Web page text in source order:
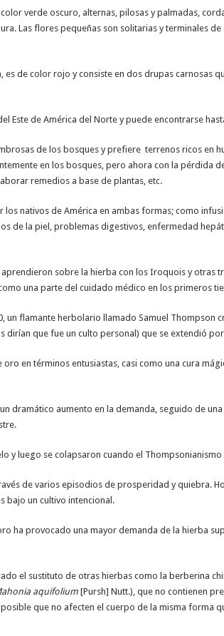
verde oscuro, alternas, pilosas y palmadas,
Las flores pequeñas son solitarias y terminales
es de color rojo y consiste en dos drupas carnosas
Este de América del Norte y puede encontrarse
de los bosques y prefiere terrenos ricos en
en los bosques, pero ahora con la pérdida
remedios a base de plantas, etc.
nativos de América en ambas formas; como
de la piel, problemas digestivos, enfermedad
sobre la hierba con los Iroquois y otras
una parte del cuidado médico en los primeros
un flamante herbolario llamado Samuel Thompson
dirían que fue un culto personal) que se extendió
en términos entusiastas, casi como una cura
dramático aumento en la demanda, seguido de
y luego se colapsaron cuando el
de varios episodios de prosperidad y quiebra.
bajo un cultivo intencional.
ha provocado una mayor demanda de la hierba
el sustituto de otras hierbas como la berberina
aquifolium[Pursh] Nutt.), que no contienen
que no afecten el cuerpo de la misma forma